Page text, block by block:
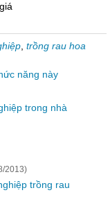
trồng rau hoa
năng này
trong nhà
2013)
trồng rau